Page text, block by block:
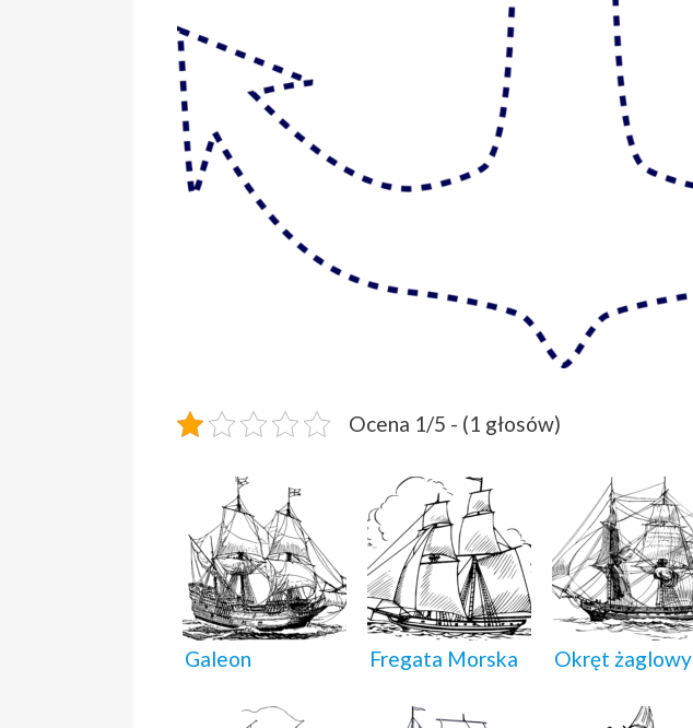
Ocena 1/5 - (1 głosów)
Galeon Fregata Morska Okręt żaglowy